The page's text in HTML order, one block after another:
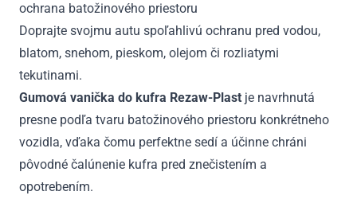
sada,spodná
poloha
od
2019
ochrana batožinového priestoru
Doprajte svojmu autu spoľahlivú ochranu pred vodou,
blatom, snehom, pieskom, olejom či rozliatymi
tekutinami.
Gumová vanička do kufra Rezaw-Plast je navrhnutá
presne podľa tvaru batožinového priestoru konkrétneho
vozidla, vďaka čomu perfektne sedí a účinne chráni
pôvodné čalúnenie kufra pred znečistením a
opotrebením.